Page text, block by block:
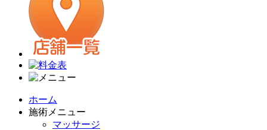
ホーム
施術メニュー
マッサージ